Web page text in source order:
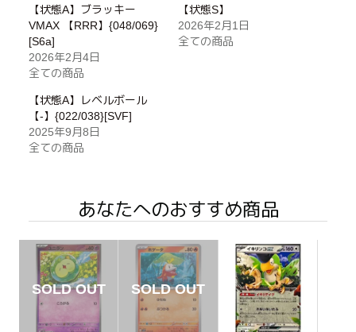
【状態A】ブラッキー
VMAX 【RRR】{048/069}
[S6a]
2026年2月4日
全ての商品
【状態S】
2026年2月1日
全ての商品
【状態A】レベルボール
【-】{022/038}[SVF]
2025年9月8日
全ての商品
あなたへのおすすめ商品